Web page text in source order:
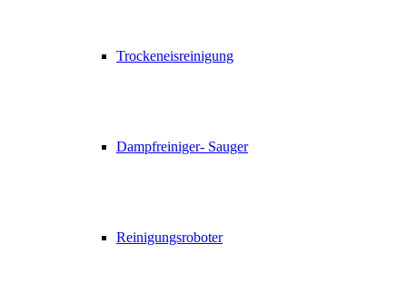
Trockeneisreinigung
Dampfreiniger- Sauger
Reinigungsroboter